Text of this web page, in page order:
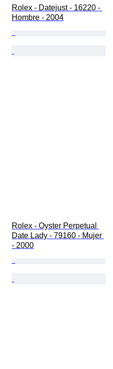
Rolex - Datejust - 16220 -
Hombre - 2004
Rolex - Oyster Perpetual
Date Lady - 79160 - Mujer
- 2000